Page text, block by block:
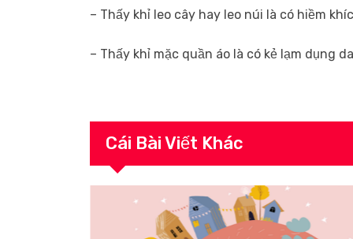
– Thấy khỉ leo cây hay leo núi là có hiềm
– Thấy khỉ mặc quần áo là có kẻ lạm dụng
Cái Bài Viết Khác